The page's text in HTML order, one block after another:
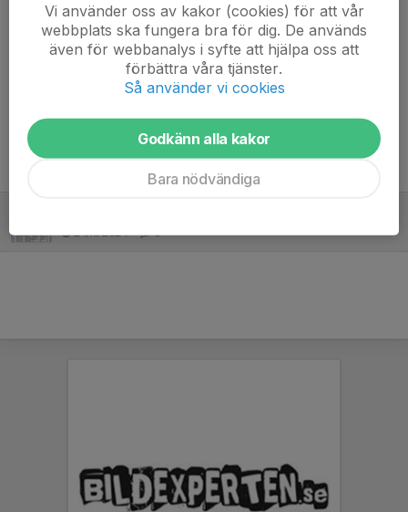
Tidigare nyheter
2 okt 2024 0
Vi använder oss av kakor (cookies) för att vår
webbplats ska fungera bra för dig. De används
även för webbanalys i syfte att hjälpa oss att
förbättra våra tjänster.
Så använder vi cookies
Godkänn alla kakor
Bara nödvändiga